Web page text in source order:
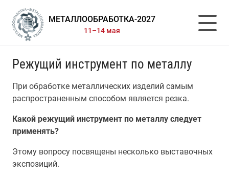
МЕТАЛЛООБРАБОТКА-2027
11–14 мая
Режущий инструмент по металлу
При обработке металлических изделий самым
распространенным способом является резка.
Какой режущий инструмент по металлу следует
применять?
Этому вопросу посвящены несколько выставочных
экспозиций.